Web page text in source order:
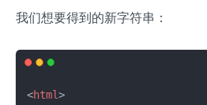
我们想要得到的新字符串：
<html>